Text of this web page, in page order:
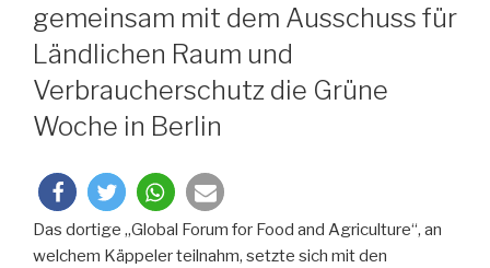
gemeinsam mit dem Ausschuss für
Ländlichen Raum und
Verbraucherschutz die Grüne
Woche in Berlin
Das dortige „Global Forum for Food and Agriculture“, an
welchem Käppeler teilnahm, setzte sich mit den